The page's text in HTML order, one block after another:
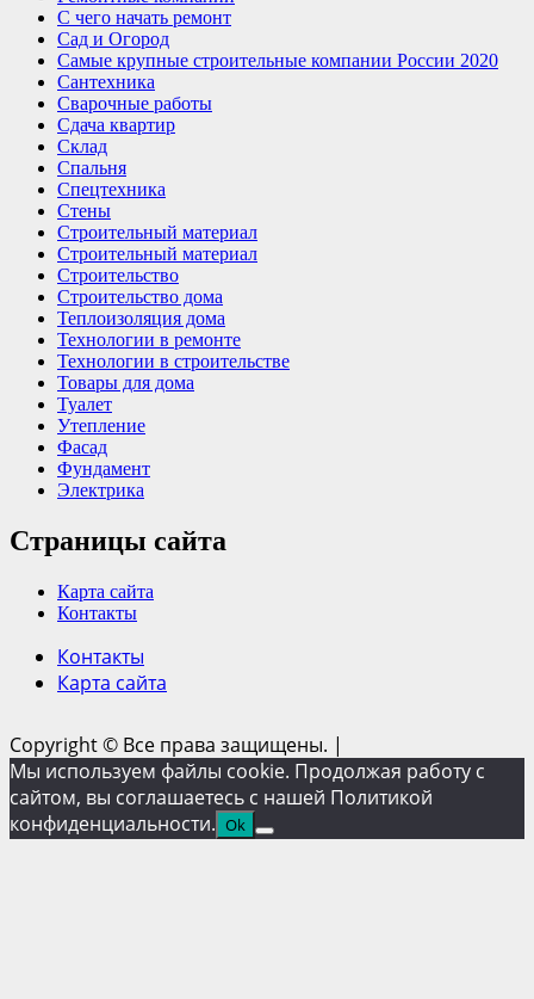
С чего начать ремонт
Сад и Огород
Самые крупные строительные компании России 2020
Сантехника
Сварочные работы
Сдача квартир
Склад
Спальня
Спецтехника
Стены
Строительный материал
Строительный материал
Строительство
Строительство дома
Теплоизоляция дома
Технологии в ремонте
Технологии в строительстве
Товары для дома
Туалет
Утепление
Фасад
Фундамент
Электрика
Страницы сайта
Карта сайта
Контакты
Контакты
Карта сайта
Copyright © Все права защищены. |
Мы используем файлы cookie. Продолжая работу с
сайтом, вы соглашаетесь с нашей Политикой
конфиденциальности. Ok